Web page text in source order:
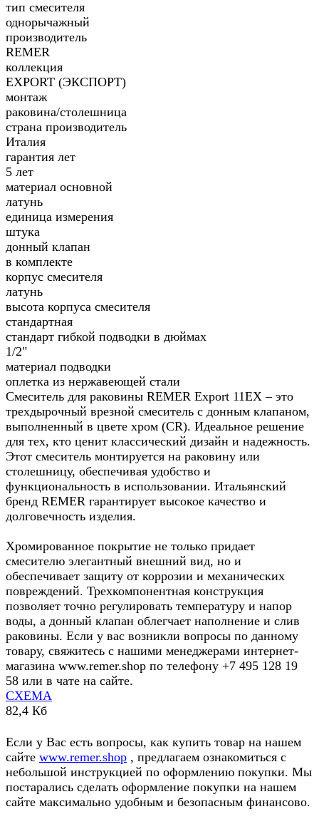
тип смесителя
однорычажный
производитель
REMER
коллекция
EXPORT (ЭКСПОРТ)
монтаж
раковина/столешница
страна производитель
Италия
гарантия лет
5 лет
материал основной
латунь
единица измерения
штука
донный клапан
в комплекте
корпус смесителя
латунь
высота корпуса смесителя
стандартная
стандарт гибкой подводки в дюймах
1/2"
материал подводки
оплетка из нержавеющей стали
Смеситель для раковины REMER Export 11EX – это
трехдырочный врезной смеситель с донным клапаном,
выполненный в цвете хром (CR). Идеальное решение
для тех, кто ценит классический дизайн и надежность.
Этот смеситель монтируется на раковину или
столешницу, обеспечивая удобство и
функциональность в использовании. Итальянский
бренд REMER гарантирует высокое качество и
долговечность изделия.
Хромированное покрытие не только придает
смесителю элегантный внешний вид, но и
обеспечивает защиту от коррозии и механических
повреждений. Трехкомпонентная конструкция
позволяет точно регулировать температуру и напор
воды, а донный клапан облегчает наполнение и слив
раковины. Если у вас возникли вопросы по данному
товару, свяжитесь с нашими менеджерами интернет-
магазина www.remer.shop по телефону +7 495 128 19
58 или в чате на сайте.
СХЕМА
82,4 Кб
Если у Вас есть вопросы, как купить товар на нашем
сайте www.remer.shop , предлагаем ознакомиться с
небольшой инструкцией по оформлению покупки. Мы
постарались сделать оформление покупки на нашем
сайте максимально удобным и безопасным финансово.